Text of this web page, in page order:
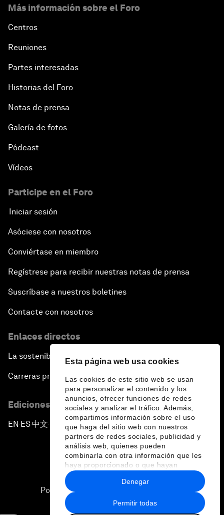
Esta página web usa cookies
Las cookies de este sitio web se usan
para personalizar el contenido y los
anuncios, ofrecer funciones de redes
sociales y analizar el tráfico. Además,
compartimos información sobre el uso
que haga del sitio web con nuestros
partners de redes sociales, publicidad y
análisis web, quienes pueden
combinarla con otra información que les
haya proporcionado o que hayan
recopilado a partir del uso que haya
hecho de sus servicios.
Permitir todas
Denegar
Más información sobre el Foro
Centros
Reuniones
Partes interesadas
Historias del Foro
Notas de prensa
Galería de fotos
Pódcast
Vídeos
Participe en el Foro
Iniciar sesión
Asóciese con nosotros
Conviértase en miembro
Regístrese para recibir nuestras notas de prensa
Suscríbase a nuestros boletines
Contacte con nosotros
Enlaces directos
La sostenibilidad en el Foro
Carreras profesionales
Ediciones en otros idiomas
EN ▪ES▪中文▪ 日本語
Política de privacidad y normas de uso
Sitemap